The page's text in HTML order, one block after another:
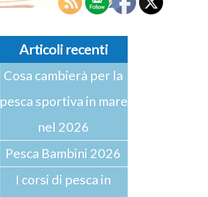
Articoli recenti
Cosa cambierà per la
pesca sportiva in mare
nel 2026
Pesca Bambini 2026
I corsi di pesca in